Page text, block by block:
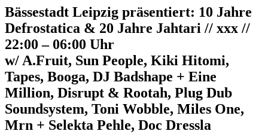
Bässestadt Leipzig präsentiert: 10 Jahre
Defrostatica & 20 Jahre Jahtari // xxx //
22:00 – 06:00 Uhr
w/ A.Fruit, Sun People, Kiki Hitomi,
Tapes, Booga, DJ Badshape + Eine
Million, Disrupt & Rootah, Plug Dub
Soundsystem, Toni Wobble, Miles One,
Mrn + Selekta Pehle, Doc Dressla